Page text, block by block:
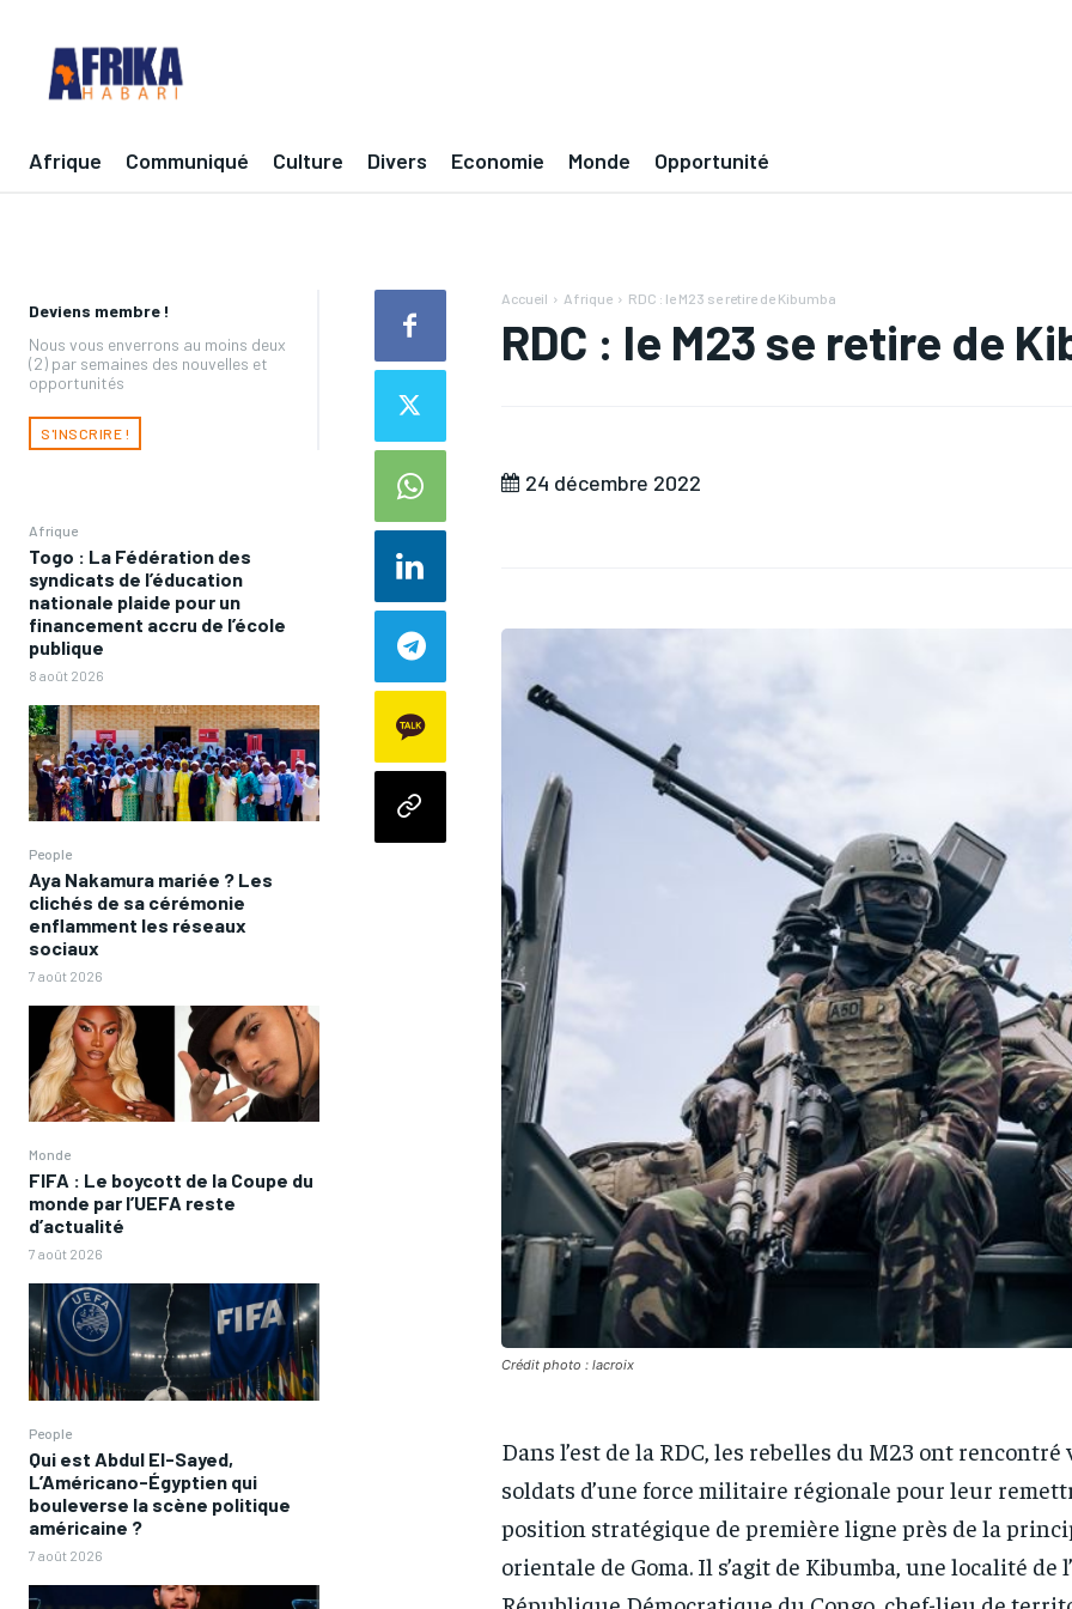
Afrique Communiqué Culture Divers Economie Monde Opportunité
Deviens membre !
Nous vous enverrons au moins deux
(2) par semaines des nouvelles et
opportunités
S'INSCRIRE !
Afrique
Togo : La Fédération des
syndicats de l’éducation
nationale plaide pour un
financement accru de l’école
publique
8 août 2026
People
Aya Nakamura mariée ? Les
clichés de sa cérémonie
enflamment les réseaux
sociaux
7 août 2026
Monde
FIFA : Le boycott de la Coupe du
monde par l’UEFA reste
d’actualité
7 août 2026
People
Qui est Abdul El-Sayed,
L’Américano-Égyptien qui
bouleverse la scène politique
américaine ?
7 août 2026
Accueil Afrique RDC : le M23 se retire de Kibumba
RDC : le M23 se retire de
24 décembre 2022
Crédit photo : lacroix
Dans l’est de la RDC, les rebelles du M23 ont
soldats d’une force militaire régionale pour leur
position stratégique de première ligne près de la
orientale de Goma. Il s’agit de Kibumba, une localité de